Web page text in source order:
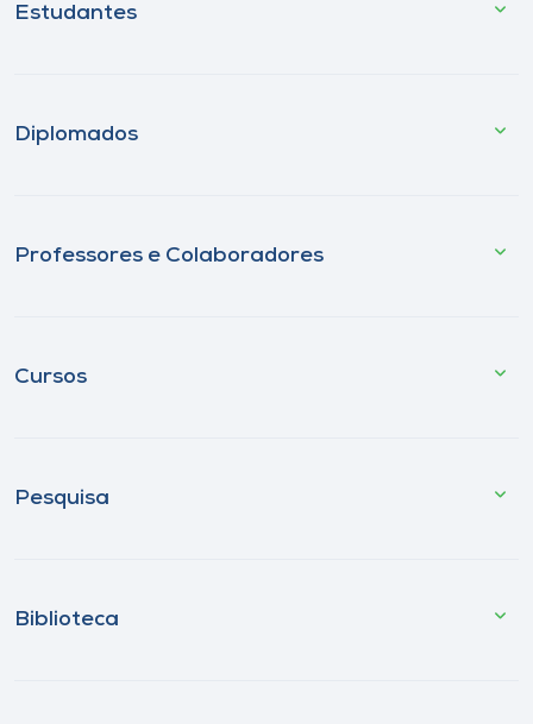
Estudantes
Diplomados
Professores e Colaboradores
Cursos
Pesquisa
Biblioteca